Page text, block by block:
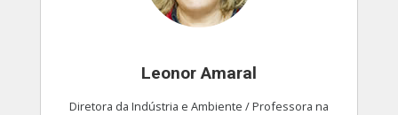
Leonor Amaral
Diretora da Indústria e Ambiente / Professora na